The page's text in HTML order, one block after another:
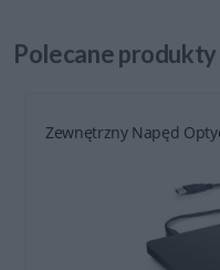
Polecaneprodukty
Zewnętrzny Napęd